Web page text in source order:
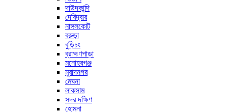
দাউদকান্দি
দেবিদ্বার
নাঙ্গলকোট
বরুড়া
বুড়িচং
ব্রাহ্মণপাড়া
মনোহরগঞ্জ
মুরাদনগর
মেঘনা
লাকসাম
সদর দক্ষিণ
হোমনা